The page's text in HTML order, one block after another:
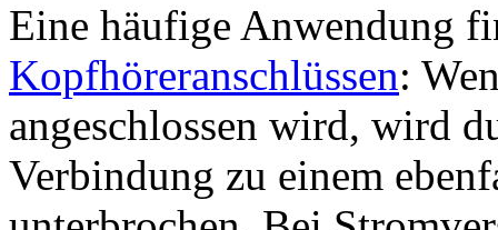
Eine häufige Anwendung
Kopfhöreranschlüssen:
angeschlossen wird, wird
Verbindung zu einem